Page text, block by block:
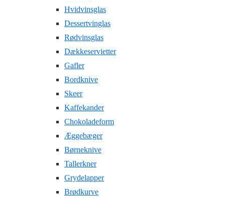
Hvidvinsglas
Dessertvinglas
Rødvinsglas
Dækkeservietter
Gafler
Bordknive
Skeer
Kaffekander
Chokoladeform
Æggebæger
Børneknive
Tallerkner
Grydelapper
Brødkurve